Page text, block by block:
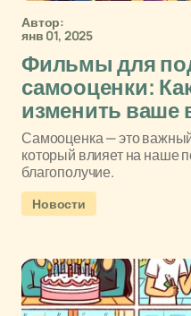
Автор:
янв 01, 2025
Фильмы для
самооценки:
изменить ваше
Самооценка — это
который влияет на наше
благополучие.
Новости